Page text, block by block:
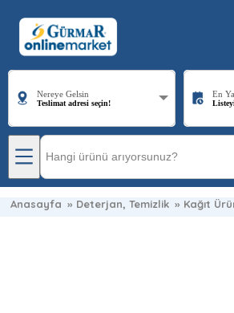
Nereye Gelsin
Teslimat adresi seçin!
En
Anasayfa » Deterjan, Temizlik » Kağıt